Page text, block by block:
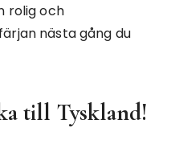
rolig och
nästa gång du
till Tyskland!